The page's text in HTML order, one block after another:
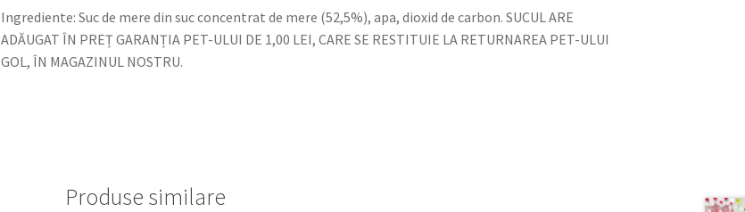
Ingrediente: Suc de mere din suc concentrat de mere (52,5%), apa, dioxid de carbon. SUCUL ARE
ADĂUGAT ÎN PREȚ GARANȚIA PET-ULUI DE 1,00 LEI, CARE SE RESTITUIE LA RETURNAREA PET-ULUI
GOL, ÎN MAGAZINUL NOSTRU.
Produse similare